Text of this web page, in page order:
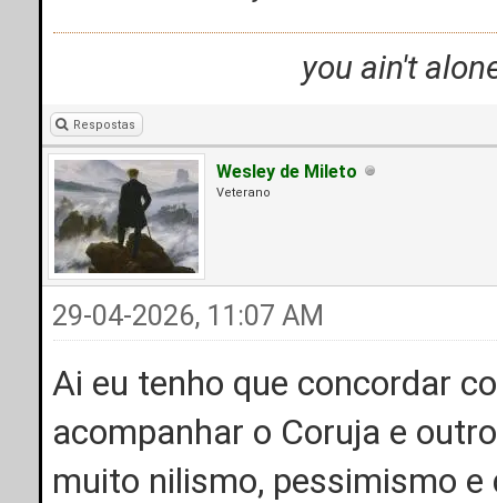
you ain't
Respostas
Wesley de Mileto
Veterano
29-04-2026, 11:07 AM
Ai eu tenho que concordar
acompanhar o Coruja e
muito nilismo, pessimismo